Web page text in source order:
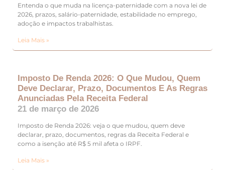
Entenda o que muda na licença-paternidade com a nova lei de
2026, prazos, salário-paternidade, estabilidade no emprego,
adoção e impactos trabalhistas.
Leia Mais »
Imposto De Renda 2026: O Que Mudou, Quem
Deve Declarar, Prazo, Documentos E As Regras
Anunciadas Pela Receita Federal
21 de março de 2026
Imposto de Renda 2026: veja o que mudou, quem deve
declarar, prazo, documentos, regras da Receita Federal e
como a isenção até R$ 5 mil afeta o IRPF.
Leia Mais »